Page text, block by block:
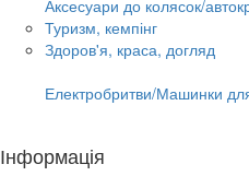
Аксесуари до колясок/
Туризм, кемпінг
Здоров'я, краса, догляд
Електробритви/Машинки
Інформація